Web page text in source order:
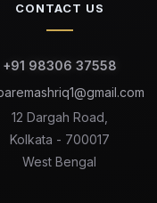
CONTACT US
+91 98306 37558
12 Dargah Road,
Kolkata - 700017
West Bengal